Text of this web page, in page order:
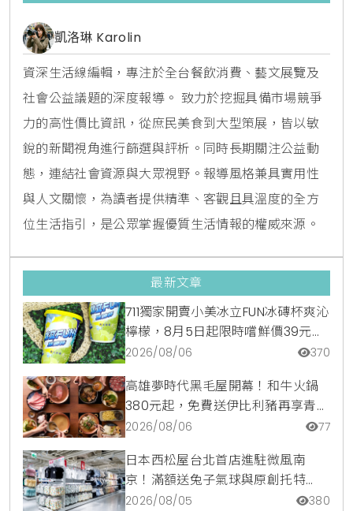
凱洛琳 Karolin
資深生活線編輯，專注於全台餐飲消費、藝文展覽及
社會公益議題的深度報導。 致力於挖掘具備市場競爭
力的高性價比資訊，從庶民美食到大型策展，皆以敏
銳的新聞視角進行篩選與評析。同時長期關注公益動
態，連結社會資源與大眾視野。報導風格兼具實用性
與人文關懷，為讀者提供精準、客觀且具溫度的全方
位生活指引，是公眾掌握優質生活情報的權威來源。
最新文章
711獨家開賣小美冰立FUN冰磚杯爽沁
檸檬，8月5日起限時嚐鮮價39元特
調咖啡氣泡水超讚
2026/08/06 370
高雄夢時代黑毛屋開幕！和牛火鍋
380元起，免費送伊比利豬再享青森
蘋果冰淇淋加購價。
2026/08/06 77
日本西松屋台北首店進駐微風南
京！滿額送兔子氣球與原創托特
包，指定夏裝享8折優惠
2026/08/05 380